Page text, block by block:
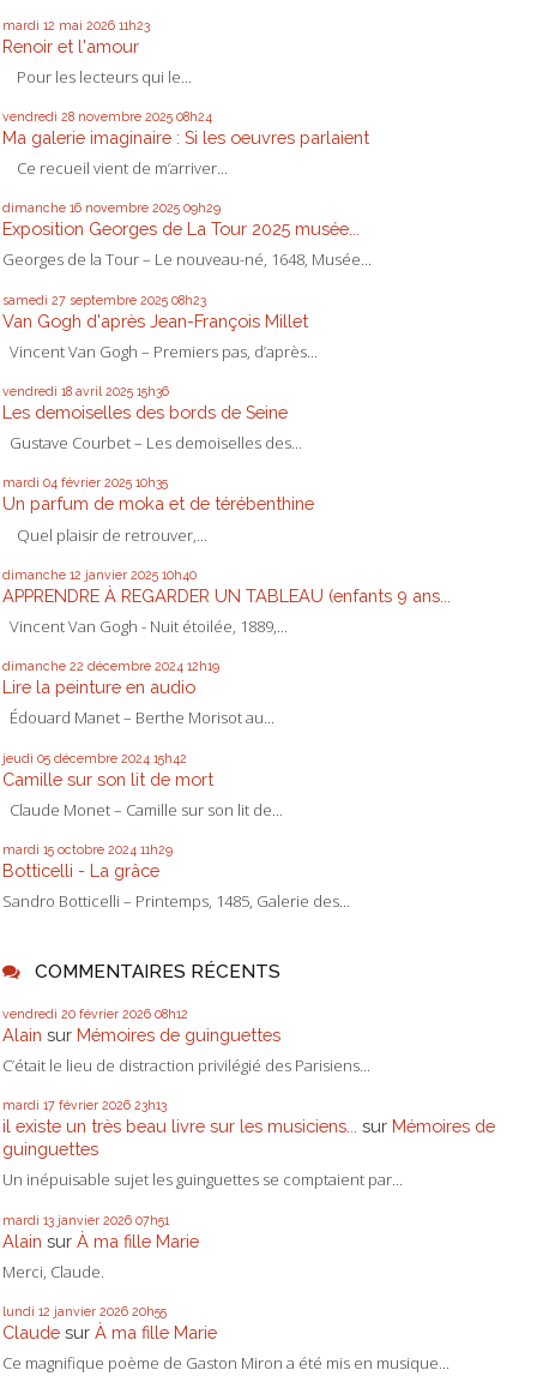
mardi 12 mai 2026 11h23
Renoir et l'amour
Pour les lecteurs qui le...
vendredi 28 novembre 2025 08h24
Ma galerie imaginaire : Si les oeuvres parlaient
Ce recueil vient de m’arriver...
dimanche 16 novembre 2025 09h29
Exposition Georges de La Tour 2025 musée...
Georges de la Tour – Le nouveau-né, 1648, Musée...
samedi 27 septembre 2025 08h23
Van Gogh d'après Jean-François Millet
Vincent Van Gogh – Premiers pas, d’après...
vendredi 18 avril 2025 15h36
Les demoiselles des bords de Seine
Gustave Courbet – Les demoiselles des...
mardi 04 février 2025 10h35
Un parfum de moka et de térébenthine
Quel plaisir de retrouver,...
dimanche 12 janvier 2025 10h40
APPRENDRE À REGARDER UN TABLEAU (enfants 9 ans...
Vincent Van Gogh - Nuit étoilée, 1889,...
dimanche 22 décembre 2024 12h19
Lire la peinture en audio
Édouard Manet – Berthe Morisot au...
jeudi 05 décembre 2024 15h42
Camille sur son lit de mort
Claude Monet – Camille sur son lit de...
mardi 15 octobre 2024 11h29
Botticelli - La grâce
Sandro Botticelli – Printemps, 1485, Galerie des...
COMMENTAIRES RÉCENTS
vendredi 20 février 2026 08h12
Alain sur Mémoires de guinguettes
C’était le lieu de distraction privilégié des Parisiens...
mardi 17 février 2026 23h13
il existe un très beau livre sur les musiciens... sur Mémoires de
guinguettes
Un inépuisable sujet les guinguettes se comptaient par...
mardi 13 janvier 2026 07h51
Alain sur À ma fille Marie
Merci, Claude.
lundi 12 janvier 2026 20h55
Claude sur À ma fille Marie
Ce magnifique poème de Gaston Miron a été mis en musique...